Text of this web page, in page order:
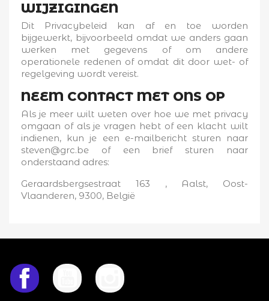
WIJZIGINGEN
Dit Privacybeleid kan af en toe worden
bijgewerkt, bijvoorbeeld omdat we anders gaan
werken met gegevens of om andere
operationele redenen of omdat dit door wet- of
regelgeving wordt vereist.
NEEM CONTACT MET ONS OP
Als je meer wilt weten over hoe we met privacy
omgaan of als je vragen hebt of een klacht wilt
indienen, kun je een e-mailbericht sturen naar
steven@grc.be of een brief sturen naar
onderstaand adres:
Geraardsbergsestraat 163 , Aalst, Oost-
Vlaanderen, 9300, België
Facebook YouTube